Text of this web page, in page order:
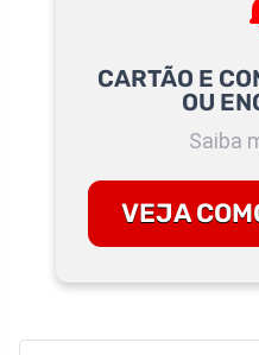
CARTÃO E
OU
Saiba
VEJA